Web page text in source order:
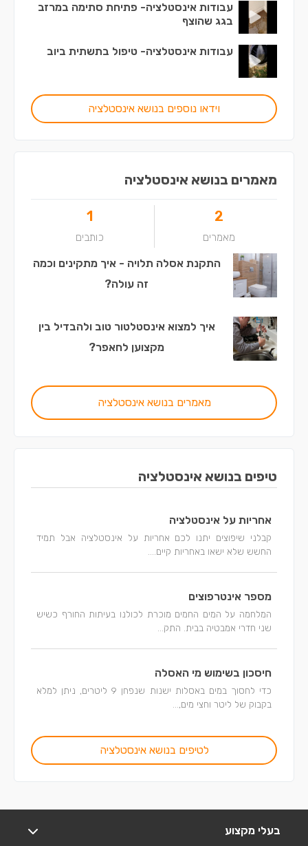
עבודות אינסטלציה- פתיחת סתימה במרזב
בגג שהוצף
עבודות אינסטלציה- טיפול בתשתית ביוב
וידאו נוספים בנושא אינסטלציה
מאמרים בנושא אינסטלציה
2
מאמרים
1
כותבים
התקנת אסלה תלויה - איך מתקינים וכמה
זה עולה?
איך למצוא אינסטלטור טוב ולהבדיל בין
מקצוען לחאפר?
מאמרים בנושא אינסטלציה
טיפים בנושא אינסטלציה
אחריות על אינסטלציה
קבלני שיפוצים יתנו לכם אחריות על אינסטלציה אבל תמיד
החשש שלא ישאו באחריות קיים....
מספר אינטרפוצים
המלחמה על המים החמים מוכרת לכולנו בעיתות החורף כשיש
שני חדרי אמבטיה בבית. התק...
חיסכון בשימוש מי האסלה
כדי לחסוך במים באסלות ישנות שנפחן 9 ליטרים, ניתן למלא
בקבוק של ליטר וחצי מים,...
לטיפים בנושא אינסטלציה
בעלי מקצוע